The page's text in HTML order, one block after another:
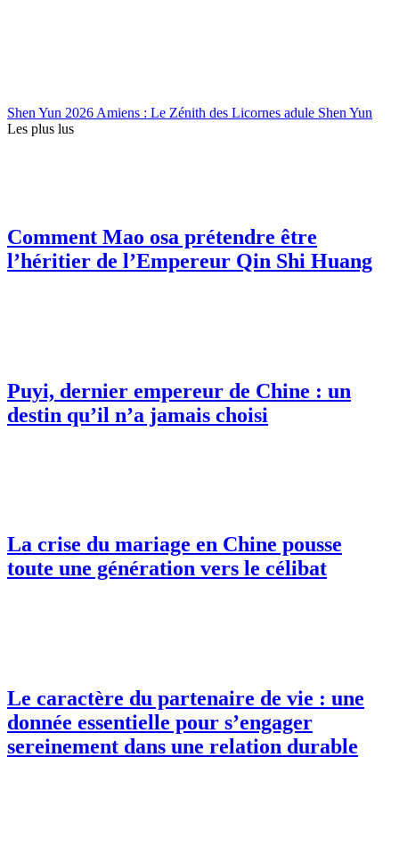
Shen Yun 2026 Amiens : Le Zénith des Licornes adule Shen Yun
Les plus lus
Comment Mao osa prétendre être
l’héritier de l’Empereur Qin Shi Huang
Puyi, dernier empereur de Chine : un
destin qu’il n’a jamais choisi
La crise du mariage en Chine pousse
toute une génération vers le célibat
Le caractère du partenaire de vie : une
donnée essentielle pour s’engager
sereinement dans une relation durable